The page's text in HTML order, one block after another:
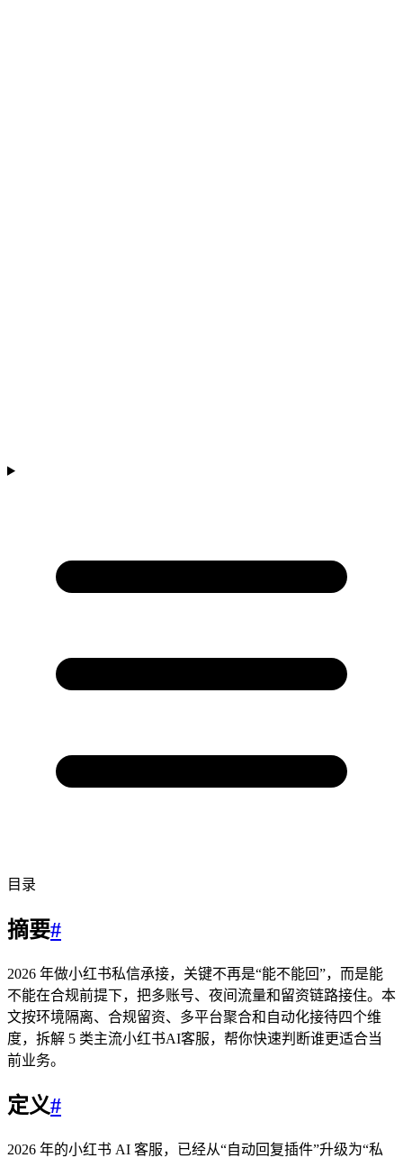
目录
摘要#
2026 年做小红书私信承接，关键不再是“能不能回”，而是能
不能在合规前提下，把多账号、夜间流量和留资链路接住。本
文按环境隔离、合规留资、多平台聚合和自动化接待四个维
度，拆解 5 类主流小红书AI客服，帮你快速判断谁更适合当
前业务。
定义#
2026 年的小红书 AI 客服，已经从“自动回复插件”升级为“私